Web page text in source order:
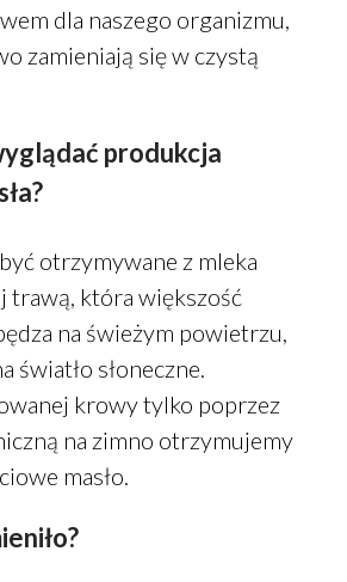
grudzień 2025
maj 2022
listopad 2021
sierpień 2021
lipiec 2021
czerwiec 2021
maj 2021
kwiecień 2021
luty 2021
dla naszego organizmu,
zamieniają się w czystą
produkcja
otrzymywane z mleka
trawą, która większość
na świeżym powietrzu,
światło słoneczne.
krowy tylko poprzez
na zimno otrzymujemy
masło.